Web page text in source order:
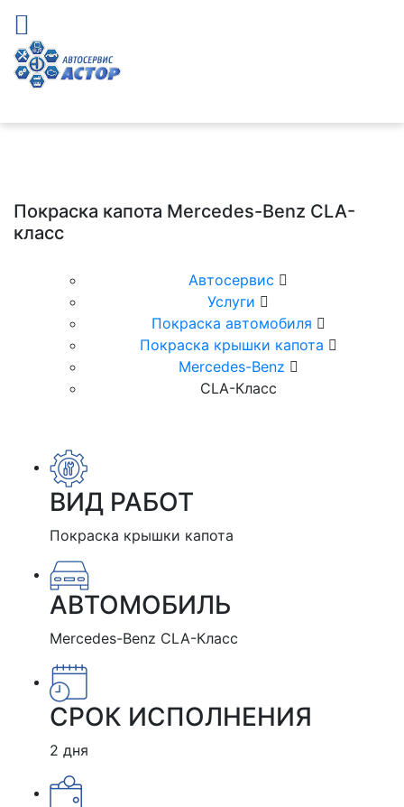
Покраска капота Mercedes-Benz CLA-
класс
Автосервис
Услуги
Покраска автомобиля
Покраска крышки капота
Mercedes-Benz
CLА-Класс
ВИД РАБОТ
Покраска крышки капота
АВТОМОБИЛЬ
Mercedes-Benz CLA-Класс
СРОК ИСПОЛНЕНИЯ
2 дня